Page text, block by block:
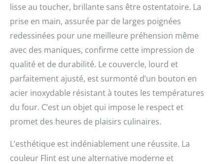
lisse au toucher, brillante sans être ostentatoire. La
prise en main, assurée par de larges poignées
redessinées pour une meilleure préhension même
avec des maniques, confirme cette impression de
qualité et de durabilité. Le couvercle, lourd et
parfaitement ajusté, est surmonté d’un bouton en
acier inoxydable résistant à toutes les températures
du four. C’est un objet qui impose le respect et
promet des heures de plaisirs culinaires.
L’esthétique est indéniablement une réussite. La
couleur Flint est une alternative moderne et